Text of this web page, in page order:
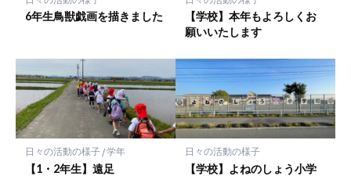
存
6年生鳥獣戯画を描きました
【学校】本年もよろしくお
願いいたします
日々の活動の様子/学年
【1・2年生】遠足
日々の活動の様子
【学校】よねのしょう小学